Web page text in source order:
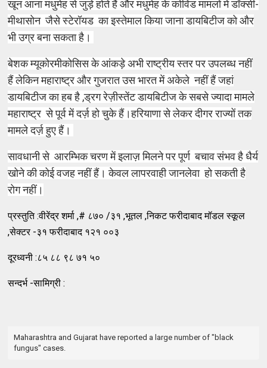
खून आना मधुमेह से जुड़े होते हैं और मधुमेह के कोविड मामलों में डॉक्सी-
मीथासोन जैसे स्टेरॉयड का इस्तेमाल किया जाना डायबिटीज को और
भी उग्र बना सकता है।
बेशक म्यूकोरमीकोसिस के आंकड़े अभी राष्ट्रीय स्तर पर उपलब्ध नहीं
हैं लेकिन महाराष्ट्र और गुजरात उस भारत में अकेले नहीं हैं जहां
डायबिटीज का हब है ,ड्रग रेज़ीस्तेंट डायबिटीज के सबसे ज्यादा मामले
महाराष्ट्र से पूर्व में दर्ज़ हो चुके हैं।हरियाणा से लेकर दीगर राज्यों तक
मामले दर्ज़ हुए हैं।
सावधानी से आरम्भिक चरण में इलाज़ मिलने पर पूर्ण बचाव संभव है धैर्य
खोने की कोई वजह नहीं हैं। केवल लापरवाही जानलेवा हो सकती है
रोग नहीं।
प्रस्तुति :वीरेंद्र शर्मा ,# ८७० /३१ ,भूतल ,निकट फरीदाबाद मॉडल स्कूल
,सेक्टर -३१ फरीदाबाद १२१ ००३
दूरध्वनी :८५ ८८ ९८ ७१ ५०
सन्दर्भ -सामिग्री :
Maharashtra and Gujarat have reported a large number of "black
fungus" cases.